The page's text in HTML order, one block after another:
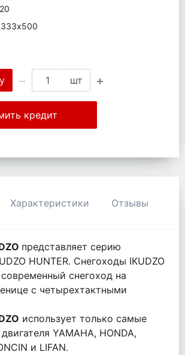
20
шт
кредит
Характеристики Отзывы
представляет серию
HUNTER. Снегоходы IKUDZO
снегоход на
с четырехтактными
использует только самые
YAMAHA, HONDA,
и LIFAN.